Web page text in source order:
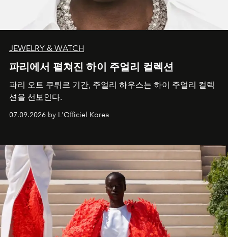
JEWELRY & WATCH
파리에서 펼쳐진 하이 주얼리 컬렉션
파리 오트 쿠튀르 기간, 주얼리 하우스는 하이 주얼리 컬렉
션을 선보인다.
07.09.2026 by L'Officiel Korea